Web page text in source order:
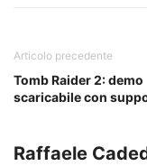
Articolo precedente
Tomb Raider 2: demo
scaricabile con
Raffaele